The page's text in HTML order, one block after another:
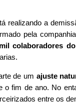
realizando a
pela
colaboradores
de um ajuste
fim de ano. No
entre os